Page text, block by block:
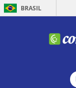
BRASIL